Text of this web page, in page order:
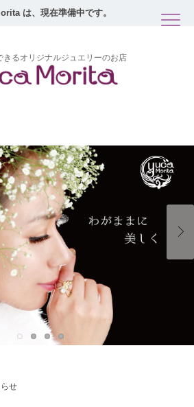
は、現在準備中です。
きるオリジナルジュエリーのお店
せ